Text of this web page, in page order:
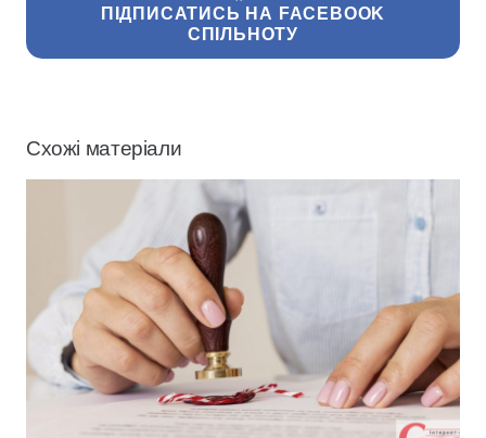
ПІДПИСАТИСЬ НА FACEBOOK
СПІЛЬНОТУ
Схожі матеріали